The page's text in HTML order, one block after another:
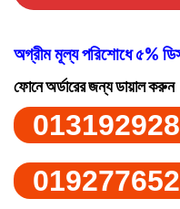
অগ্রীম মূল্য পরিশোধে ৫%
ফোনে অর্ডারের জন্য ডায়াল করুন